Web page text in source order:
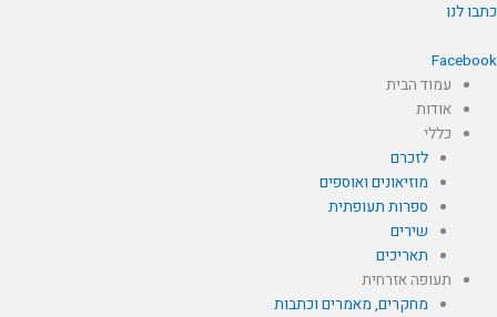
לנו
עמוד הבית
אודות
כללי
לזכרם
מוזיאונים ואוספים
ספרות תעופתית
שירים
תאריכים
תעופה אזרחית
מחקרים, מאמרים וכתבות